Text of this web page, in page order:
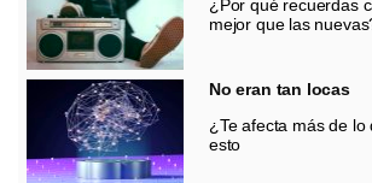
¿Por qué recuerdas
mejor que las
No eran tan locas
¿Te afecta más de lo
esto